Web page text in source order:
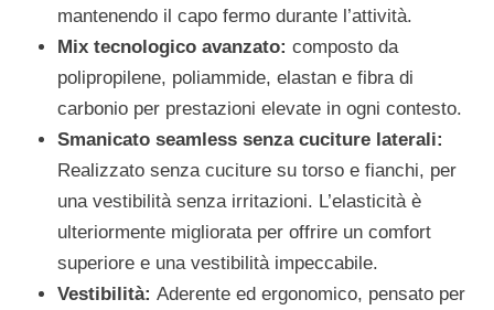
mantenendo il capo fermo durante l’attività.
Mix tecnologico avanzato: composto da
polipropilene, poliammide, elastan e fibra di
carbonio per prestazioni elevate in ogni contesto.
Smanicato seamless senza cuciture laterali:
Realizzato senza cuciture su torso e fianchi, per
una vestibilità senza irritazioni. L’elasticità è
ulteriormente migliorata per offrire un comfort
superiore e una vestibilità impeccabile.
Vestibilità:Aderente ed ergonomico, pensato per